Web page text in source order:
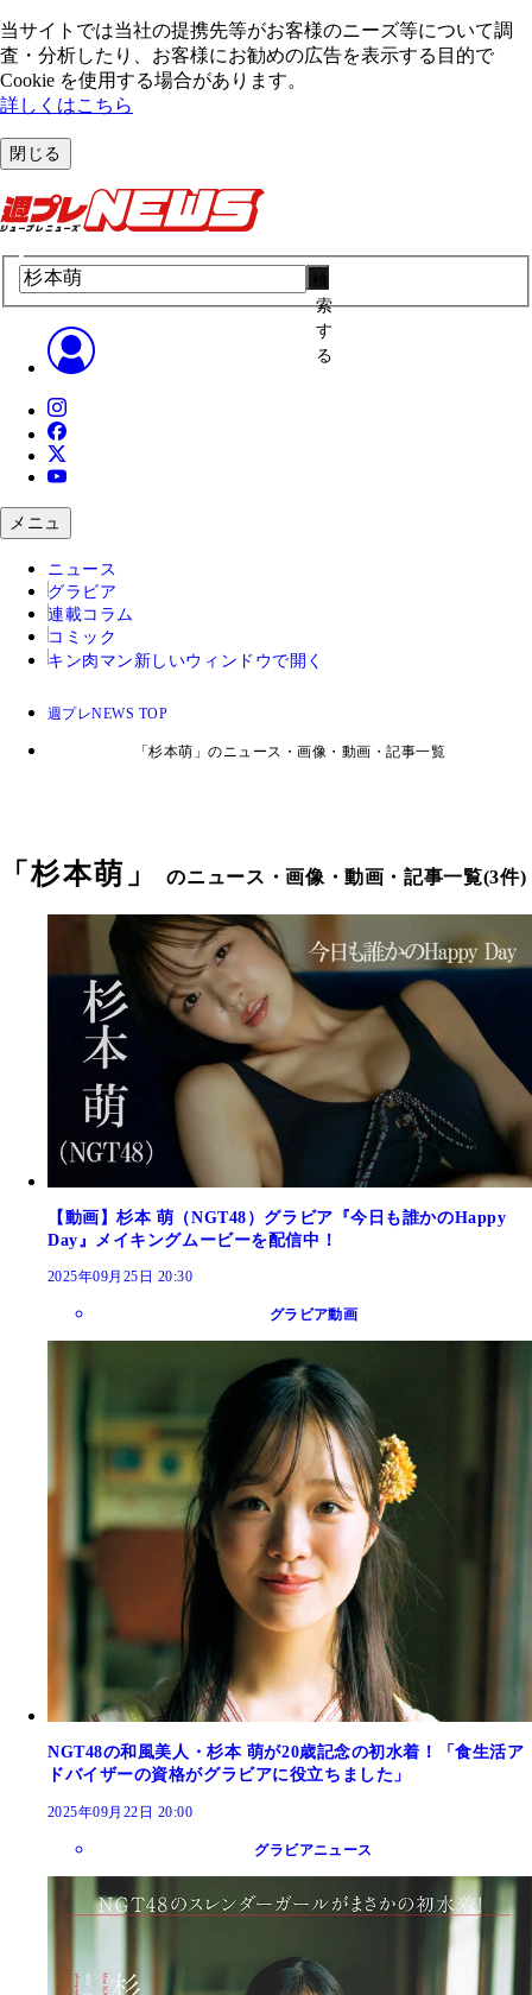
当サイトでは当社の提携先等がお客様のニーズ等について調
査・分析したり、お客様にお勧めの広告を表⽰する⽬的で
Cookie を使⽤する場合があります。
詳しくはこちら
閉じる
索
す
る
メニュ
ニュース
グラビア
連載コラム
コミック
キン肉マン 新しいウィンドウで開く
週プレNEWS TOP
「杉本萌」のニュース・画像・動画・記事一覧
「杉本萌 」のニュース・画像・動画・記事一覧(3件)
【動画】杉本 萌（NGT48）グラビア『今日も誰かのHappy
Day』メイキングムービーを配信中！
2025年09月25日 20:30
グラビア動画
NGT48の和風美人・杉本 萌が20歳記念の初水着！「食生活ア
ドバイザーの資格がグラビアに役立ちました」
2025年09月22日 20:00
グラビアニュース